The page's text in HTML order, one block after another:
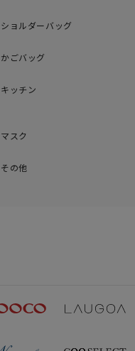
ショルダーバッグ
かごバッグ
キッチン
マスク
その他